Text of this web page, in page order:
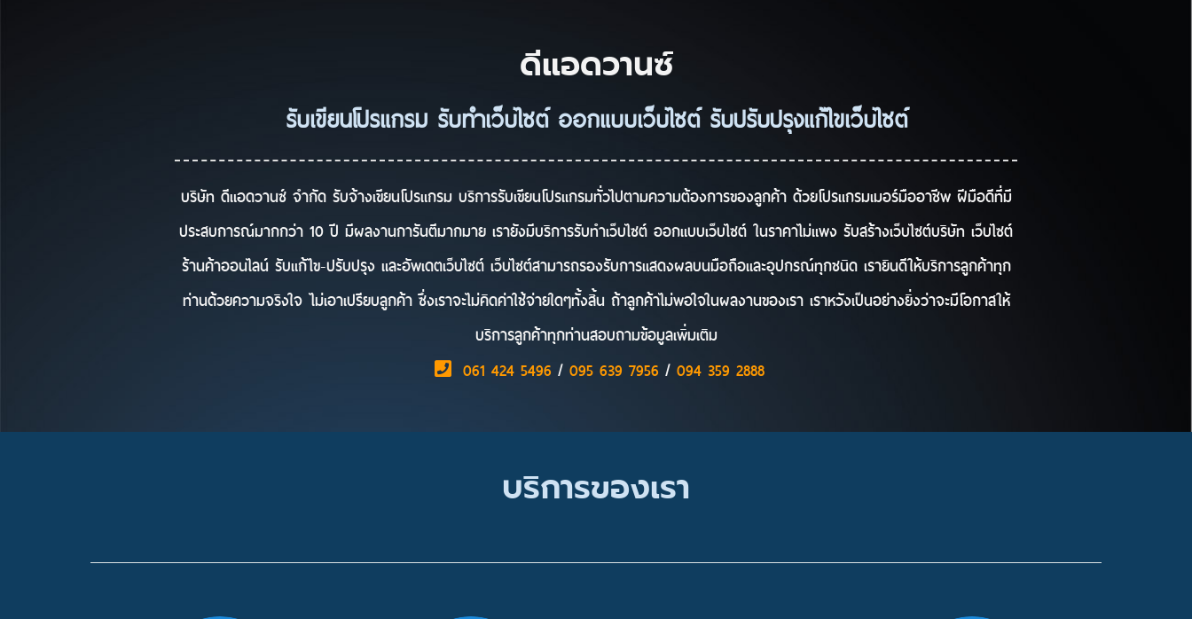
ดีแอดวานซ์
รับเขียนโปรแกรม รับทำเว็บไซต์ ออกแบบเว็บไซต์ รับปรับปรุงแก้ไขเว็บไซต์
บริษัท ดีแอดวานซ์ จำกัด รับจ้างเขียนโปรแกรม บริการรับเขียนโปรแกรมทั่วไปตามความต้องการของลูกค้า ด้วยโปรแกรมเมอร์มืออาชีพ ฝีมือดีที่มี
ประสบการณ์มากกว่า 10 ปี มีผลงานการันตีมากมาย เรายังมีบริการรับทำเว็บไซต์ ออกแบบเว็บไซต์ ในราคาไม่แพง รับสร้างเว็บไซต์บริษัท เว็บไซต์
ร้านค้าออนไลน์ รับแก้ไข-ปรับปรุง และอัพเดตเว็บไซต์ เว็บไซต์สามารถรองรับการแสดงผลบนมือถือและอุปกรณ์ทุกชนิด เรายินดีให้บริการลูกค้าทุก
ท่านด้วยความจริงใจ ไม่เอาเปรียบลูกค้า ซึ่งเราจะไม่คิดค่าใช้จ่ายใดๆทั้งสิ้น ถ้าลูกค้าไม่พอใจในผลงานของเรา เราหวังเป็นอย่างยิ่งว่าจะมีโอกาสให้
บริการลูกค้าทุกท่านสอบถามข้อมูลเพิ่มเติม
061 424 5496 / 095 639 7956 / 094 359 2888
บริการของเรา